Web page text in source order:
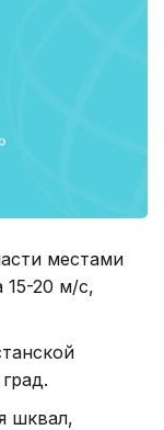
местами
15-20 м/с,
шквал,